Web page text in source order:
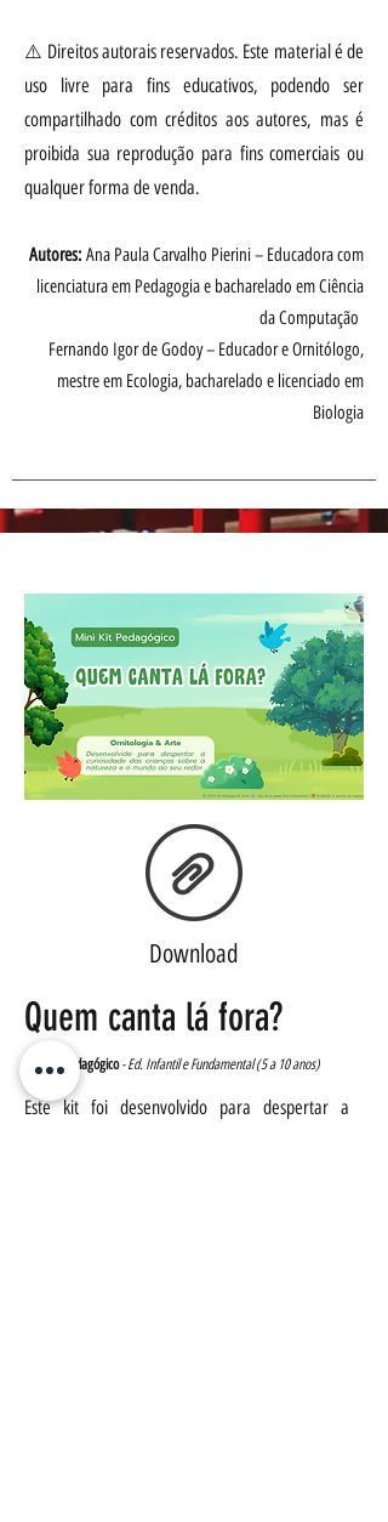
⚠️ Direitos autorais reservados. Este material é de
uso livre para fins educativos, podendo ser
compartilhado com créditos aos autores, mas é
proibida sua reprodução para fins comerciais ou
qualquer forma de venda.
Autores: Ana Paula Carvalho Pierini – Educadora com
licenciatura em Pedagogia e bacharelado em Ciência
da Computação
Fernando Igor de Godoy – Educador e Ornitólogo,
mestre em Ecologia, bacharelado e licenciado em
Biologia
Download
Quem canta lá fora?
Mini Kit Pedagógico- Ed. Infantil e Fundamental (5 a 10 anos)
Este kit foi desenvolvido para despertar a